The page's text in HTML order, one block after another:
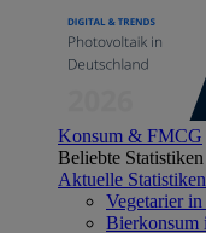
Konsum & FMCG
Beliebte Statistiken
Aktuelle Statistiken
Vegetarier
Bierkonsum